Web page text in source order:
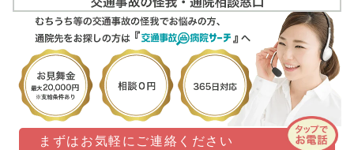
まずはお気軽にご連絡ください